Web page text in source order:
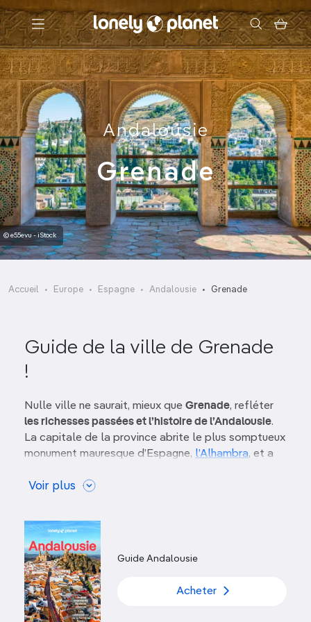
Menu
Votre recherche
Andalousie
Grenade
© e55evu - iStock
Accueil Europe Espagne Andalousie Grenade
Guide de la ville de Grenade
!
Nulle ville ne saurait, mieux que Grenade, refléter
les richesses passées et l’histoire de l’Andalousie.
La capitale de la province abrite le plus somptueux
monument mauresque d’Espagne, l’Alhambra, et a
teterías(salons de thé), ses ruelles sinueuses et ses
tapas, et d’audacieuses fresques ornent les rues de
quartiers peu touristiques. Le
partout.
Les immenses sommets de Sierra Nevada
dressés en arrière-plan, ont tout d’un terrain de jeu
Voir plus
Guide Andalousie
Acheter